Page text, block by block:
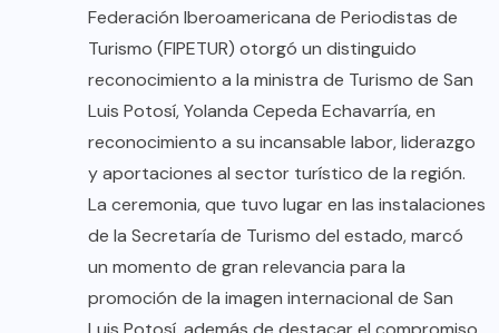
Federación Iberoamericana de Periodistas de
Turismo (FIPETUR) otorgó un distinguido
reconocimiento a la ministra de Turismo de San
Luis Potosí, Yolanda Cepeda Echavarría, en
reconocimiento a su incansable labor, liderazgo
y aportaciones al sector turístico de la región.
La ceremonia, que tuvo lugar en las instalaciones
de la Secretaría de Turismo del estado, marcó
un momento de gran relevancia para la
promoción de la imagen internacional de San